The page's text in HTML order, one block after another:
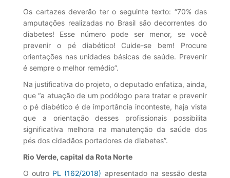
Os cartazes deverão ter o seguinte texto: “70% das
amputações realizadas no Brasil são decorrentes do
diabetes! Esse número pode ser menor, se você
prevenir o pé diabético! Cuide-se bem! Procure
orientações nas unidades básicas de saúde. Prevenir
é sempre o melhor remédio”.
Na justificativa do projeto, o deputado enfatiza, ainda,
que “a atuação de um podólogo para tratar e prevenir
o pé diabético é de importância inconteste, haja vista
que a orientação desses profissionais possibilita
significativa melhora na manutenção da saúde dos
pés dos cidadãos portadores de diabetes”.
Rio Verde, capital da Rota Norte
O outro PL (162/2018) apresentado na sessão desta